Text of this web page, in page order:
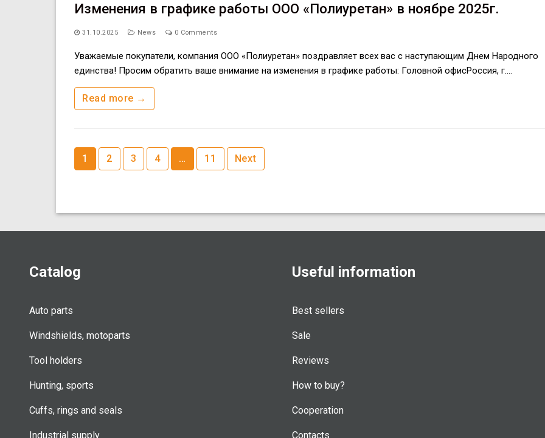
Изменения в графике работы ООО «Полиуретан» в ноябре 2025г.
31.10.2025 News 0 Comments
Уважаемые покупатели, компания ООО «Полиуретан» поздравляет всех вас с наступающим Днем Народного
единства! Просим обратить ваше внимание на изменения в графике работы: Головной офисРоссия, г.…
Read more →
Posts
1 2 3 4 … 11 Next
Catalog
Auto parts
Windshields, motoparts
Tool holders
Hunting, sports
Cuffs, rings and seals
Industrial supply
Useful information
Best sellers
Sale
Reviews
How to buy?
Cooperation
Contacts